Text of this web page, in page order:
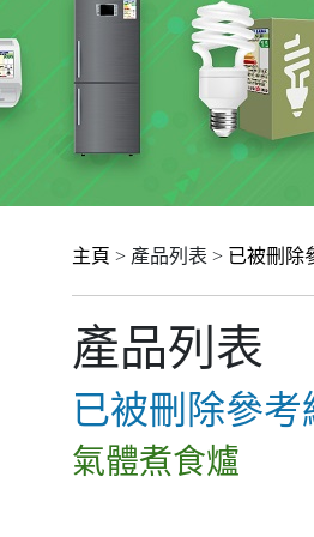
主頁 > 產品列表 > 已被刪除
產品列表
已被刪除參
氣體煮食爐